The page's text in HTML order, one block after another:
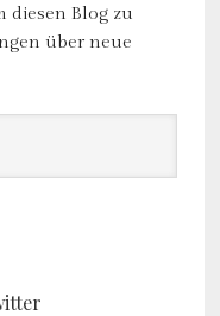
diesen Blog zu
über neue